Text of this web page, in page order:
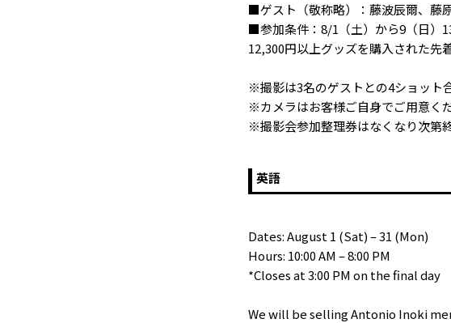
■ゲスト（敬称略）：藤波辰爾、藤
■参加条件：8/1（土）から9（日）
12,300円以上グッズを購入された先
※撮影は3名のゲストとの4ショット
※カメラはお客様ご自身でご用意くだ
※撮影会参加整理券はなくなり次第
英語
Dates: August 1 (Sat) – 31 (Mon)
Hours: 10:00 AM – 8:00 PM
*Closes at 3:00 PM on the final day
We will be selling Antonio Inoki